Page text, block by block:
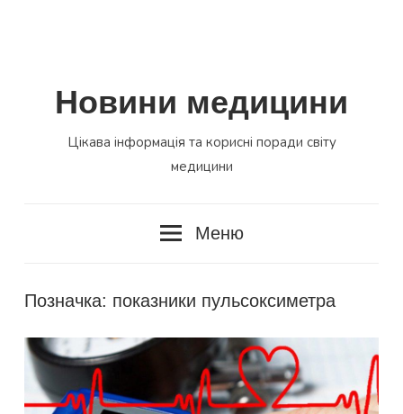
Новини медицини
Цікава інформація та корисні поради світу
медицини
Меню
Позначка: показники пульсоксиметра